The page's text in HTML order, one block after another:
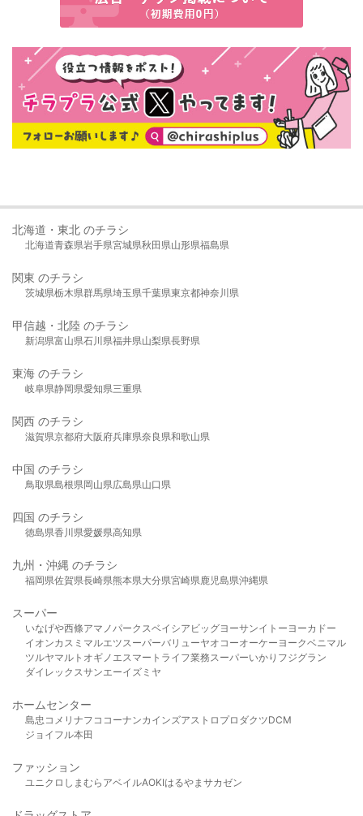
北海道・東北 のチラシ
北海道青森県岩手県宮城県秋田県山形県福島県
関東 のチラシ
茨城県栃木県群馬県埼玉県千葉県東京都神奈川県
甲信越・北陸 のチラシ
新潟県富山県石川県福井県山梨県長野県
東海 のチラシ
岐阜県静岡県愛知県三重県
関西 のチラシ
滋賀県京都府大阪府兵庫県奈良県和歌山県
中国 のチラシ
鳥取県島根県岡山県広島県山口県
四国 のチラシ
徳島県香川県愛媛県高知県
九州・沖縄 のチラシ
福岡県佐賀県長崎県熊本県大分県宮崎県鹿児島県沖縄県
スーパー
いなげや西條アマノパークスベイシア ビッグヨーサンイトーヨーカドー
イオンカスミ マルエツスーパーバリューヤオコーオーケー ヨークベニマル
ツルヤマルト オギノ エスマート ライフ業務スーパーいかり フジグラン
ダイレックスサンエーイズミヤ
ホームセンター
島忠 コメリ ナフコ コーナンカインズアストロプロダクツDCM
ジョイフル本田
ファッション
ユニクロ しまむら アベイルAOKIはるやま サカゼン